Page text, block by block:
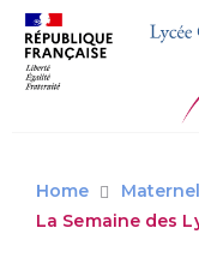
Home
La Semaine des